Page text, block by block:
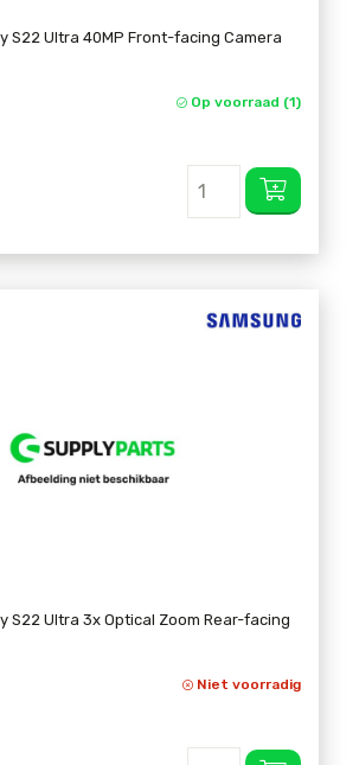
S22 Ultra 40MP Front-facing Camera
Op voorraad (1)
S22 Ultra 3x Optical Zoom Rear-facing
Niet voorradig